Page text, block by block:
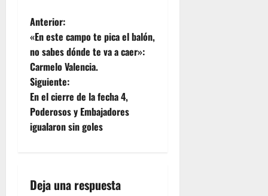
Anterior:
«En este campo te pica el balón,
no sabes dónde te va a caer»:
Carmelo Valencia.
Siguiente:
En el cierre de la fecha 4,
Poderosos y Embajadores
igualaron sin goles
Deja una respuesta